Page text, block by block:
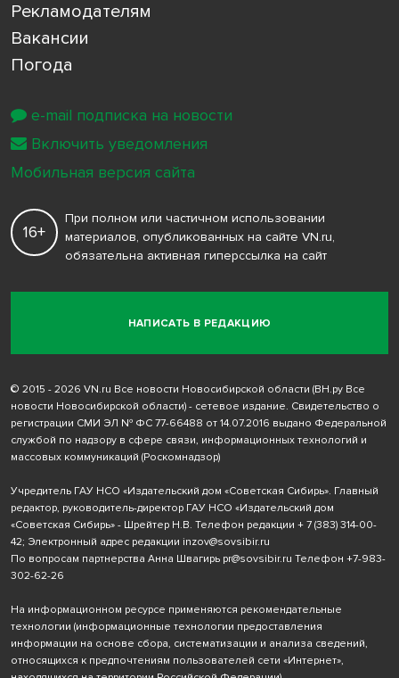
Рекламодателям
Вакансии
Погода
НАПИСАТЬ В РЕДАКЦИЮ
16+
При полном или частичном использовании
материалов, опубликованных на сайте VN.ru,
обязательна активная гиперссылка на сайт
© 2015 - 2026 VN.ru Все новости Новосибирской области (ВН.ру Все
новости Новосибирской области) - сетевое издание. Свидетельство о
регистрации СМИ ЭЛ № ФС 77-66488 от 14.07.2016 выдано Федеральной
службой по надзору в сфере связи, информационных технологий и
массовых коммуникаций (Роскомнадзор)
Учредитель ГАУ НСО «Издательский дом «Советская Сибирь». Главный
редактор, руководитель-директор ГАУ НСО «Издательский дом
«Советская Сибирь» - Шрейтер Н.В. Телефон редакции + 7 (383) 314-00-
42; Электронный адрес редакции inzov@sovsibir.ru
По вопросам партнерства Анна Швагирь pr@sovsibir.ru Телефон +7-983-
302-62-26
На информационном ресурсе применяются рекомендательные
технологии (информационные технологии предоставления
информации на основе сбора, систематизации и анализа сведений,
относящихся к предпочтениям пользователей сети «Интернет»,
e-mail подписка на новости
Включить уведомления
Мобильная версия сайта